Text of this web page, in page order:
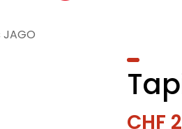
JAGO
CHF